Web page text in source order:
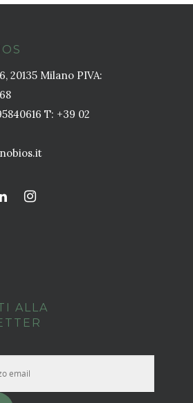
20135 Milano PIVA:
T: +39 02
ALLA